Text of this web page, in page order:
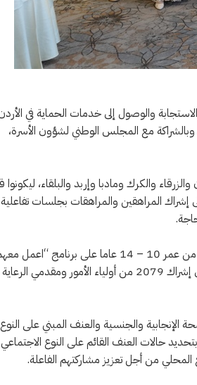
والوصول إلى خدمات الحماية في
مع المجلس الوطني لشؤون الأسرة،
في عمّان والزرقاء والكرك ومادبا وإربد والبلقاء،
المراهقين والمراهقات بجلسات تفاعلية
‏وقال المعهد في بيان، اليوم الأربعاء، إنه درّب 141 شابا وشابة ليكونوا ميسّرين، و2455 يافعا ويافعة من عمر 10 – 14 عاما على
الذي نُفّذ بالشراكة مع منظمة باثفايندر، ودرّب 1846 يافعا ويافعة من عمر 15 – 19 عاما، إضافة إلى إشراك 2079 من أولياء الأمور
والجنسية والعنف المبني على النوع
تتعلق بتحديد حالات العنف القائم على النوع الاجتماعي